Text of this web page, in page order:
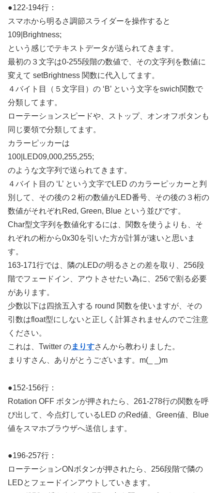
●122-194行：
スマホから明るさ調節スライダーを操作すると
109|Brightness;
という感じでテキストデータが送られてきます。
最初の３文字は0-255段階の数値で、その文字列を数値に
変えて setBrightness 関数に代入してます。
４バイト目（５文字目）の ‘B’ という文字をswich関数で
分類してます。
ローテーションスピードや、ストップ、オンオフボタンも
同じ要領で分類してます。
カラーピッカーは
100|LED09,000,255,255;
のような文字列で送られてきます。
４バイト目の ‘L’ という文字でLED のカラーピッカーと判
別して、その後の２桁の数値がLED番号、その後の３桁の
数値がそれぞれRed, Green, Blue という並びです。
Char型文字列を数値化するには、関数を使うよりも、そ
れぞれの桁から0x30を引いた方が計算が速いと思いま
す。
163-171行では、隣のLEDの明るさとの差を取り、256段
階でフェードイン、アウトさせたい為に、256で割る必要
があります。
少数以下は四捨五入する round 関数を使いますが、その
引数はfloat型にしないと正しく計算されませんのでご注意
ください。
これは、Twitter のまりすさんから教わりました。
まりすさん、ありがとうございます。m(_ _)m
●152-156行：
Rotation OFF ボタンが押されたら、261-278行の関数を呼
び出して、今点灯しているLED のRed値、Green値、Blue
値をスマホブラウザへ送信します。
●196-257行：
ローテーションONボタンが押されたら、256段階で隣の
LEDとフェードインアウトしていきます。